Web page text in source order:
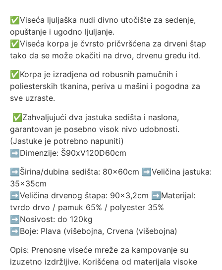
✅Viseća ljuljaška nudi divno utočište za sedenje,
opuštanje i ugodno ljuljanje.
✅Viseća korpa je čvrsto pričvršćena za drveni štap
tako da se može okačiti na drvo, drvenu gredu itd.
✅Korpa je izradjena od robusnih pamučnih i
poliesterskih tkanina, periva u mašini i pogodna za
sve uzraste.
✅Zahvaljujući dva jastuka sedišta i naslona,
garantovan je posebno visok nivo udobnosti.
(Jastuke je potrebno napuniti)
➡️Dimenzije: Š90xV120D60cm
➡️Širina/dubina sedišta: 80x60cm ➡️Veličina jastuka:
35x35cm
➡️Veličina drvenog štapa: 90×3,2cm ➡️Materijal:
tvrdo drvo / pamuk 65% / polyester 35%
➡️Nosivost: do 120kg
➡️Boje: Plava (višebojna, Crvena (višebojna)
Opis: Prenosne viseće mreže za kampovanje su
izuzetno izdržljive. Korišćena od materijala visoke